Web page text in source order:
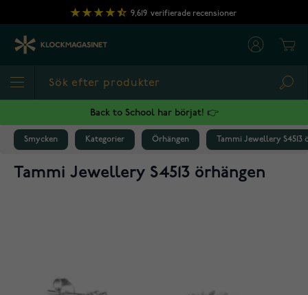
Hoppa till innehållet
9,619 verifierade recensioner
Back to School har börjat! 👉
Smycken Kategorier Örhängen Tammi Jewellery S4513
Tammi Jewellery S4513 örhängen